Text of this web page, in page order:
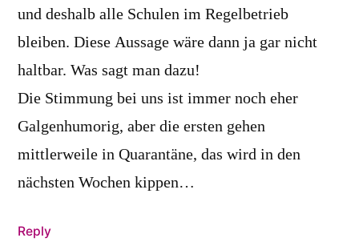
und deshalb alle Schulen im Regelbetrieb
bleiben. Diese Aussage wäre dann ja gar nicht
haltbar. Was sagt man dazu!
Die Stimmung bei uns ist immer noch eher
Galgenhumorig, aber die ersten gehen
mittlerweile in Quarantäne, das wird in den
nächsten Wochen kippen…
Reply